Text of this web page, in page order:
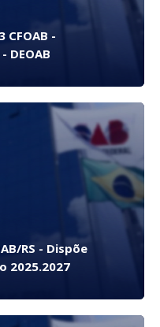
CFOAB -
DEOAB
RS - Dispõe
2025.2027